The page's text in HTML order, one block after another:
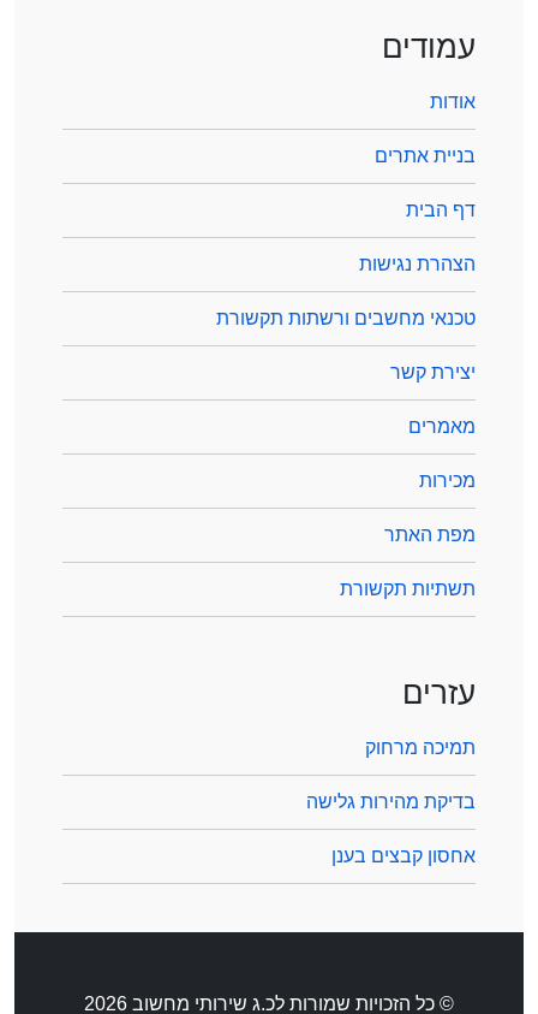
עמודים
אודות
בניית אתרים
דף הבית
הצהרת נגישות
טכנאי מחשבים ורשתות תקשורת
יצירת קשר
מאמרים
מכירות
מפת האתר
תשתיות תקשורת
עזרים
תמיכה מרחוק
בדיקת מהירות גלישה
אחסון קבצים בענן
© כל הזכויות שמורות לכ.ג שירותי מחשוב 2026